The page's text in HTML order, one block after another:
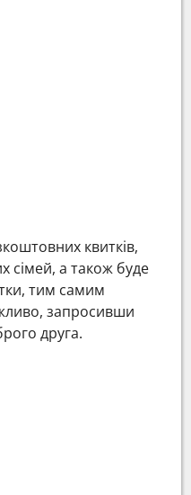
квитків,
сімей, а також буде
тим самим
запросивши
друга.